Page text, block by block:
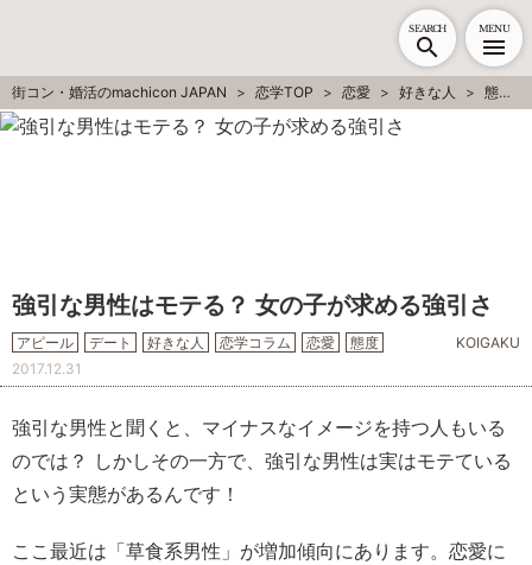
SEARCH MENU
街コン・婚活のmachicon JAPAN 恋学TOP 恋愛 好きな人 態度
強引な男性はモテる？ 女の子が求める強引さ
アピール デート 好きな人 恋学コラム 恋愛 態度
KOIGAKU
2017.12.31
強引な男性と聞くと、マイナスなイメージを持つ人もいる
のでは？ しかしその一方で、強引な男性は実はモテている
という実態があるんです！
ここ最近は「草食系男性」が増加傾向にあります。恋愛に